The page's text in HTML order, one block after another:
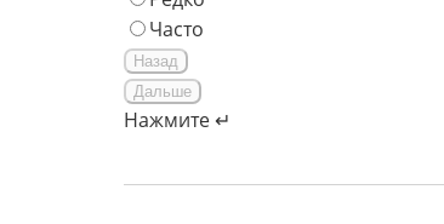
Часто
Назад
Дальше
Нажмите ↵